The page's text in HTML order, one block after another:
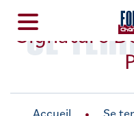
SE
Signature